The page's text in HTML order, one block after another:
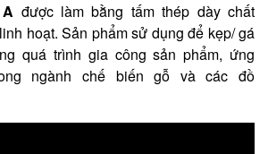
được làm bằng tấm thép dày chất
hoạt. Sản phẩm sử dụng để kẹp/ gá
quá trình gia công sản phẩm, ứng
ngành chế biến gỗ và các đồ